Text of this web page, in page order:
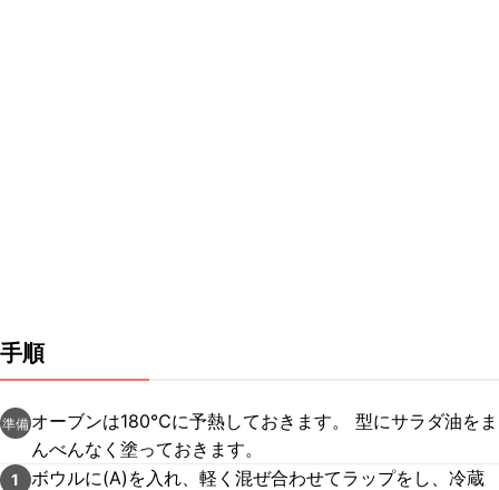
手順
準備 オーブンは180℃に予熱しておきます。 型にサラダ油をま
んべんなく塗っておきます。
1
ボウルに(A)を入れ、軽く混ぜ合わせてラップをし、冷蔵